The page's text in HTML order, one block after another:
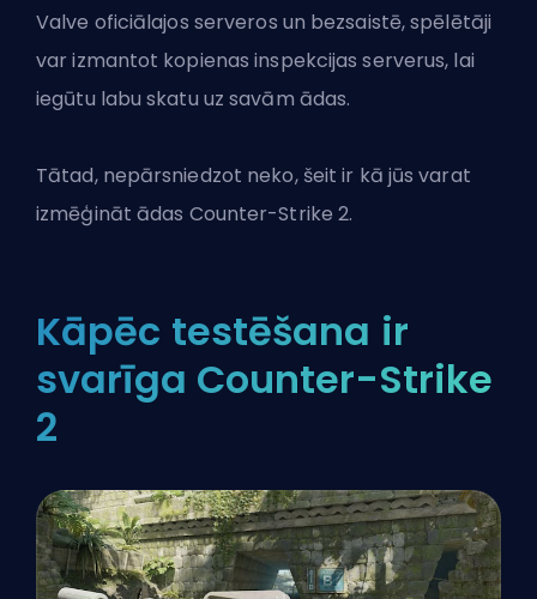
Valve oficiālajos serveros un bezsaistē, spēlētāji
var izmantot kopienas inspekcijas serverus, lai
iegūtu labu skatu uz savām ādas.
Tātad, nepārsniedzot neko, šeit ir kā jūs varat
izmēģināt ādas Counter-Strike 2.
Kāpēc testēšana ir
svarīga Counter-Strike
2